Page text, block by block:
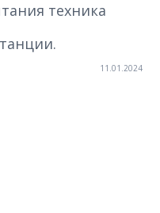
техника
11.01.2024